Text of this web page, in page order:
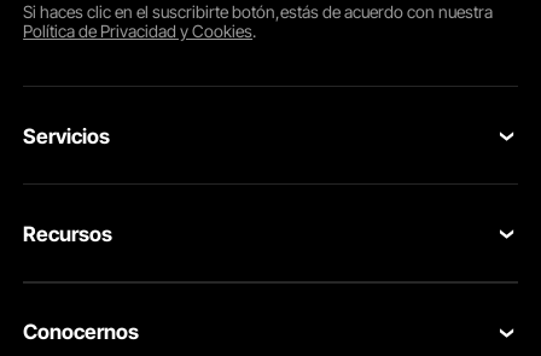
Si haces clic en elsuscribirtebotón,estás de acuerdo con nuestra
Política de Privacidad y Cookies.
Servicios
Tus Pedidos
Recursos
Pro member program
Conocernos